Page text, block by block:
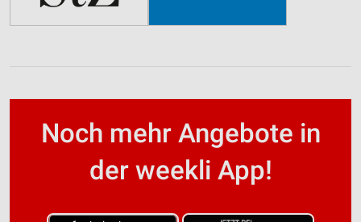
Noch mehr Angebote in
der weekli App!